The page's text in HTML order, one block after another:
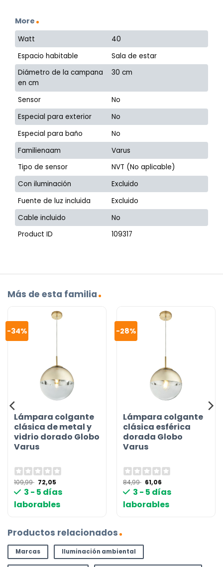
More
Watt
40
Espacio habitable
Sala de estar
Diámetro de la campana
en cm
30 cm
Sensor
No
Especial para exterior
No
Especial para baño
No
Familienaam
Varus
Tipo de sensor
NVT (No aplicable)
Con iluminación
Excluido
Fuente de luz incluida
Excluido
Cable incluido
No
Product ID
109317
Más de esta familia
-34%
Lámpara colgante
clásica de metal y
vidrio dorado Globo
Varus
109,99 El
precio
original
era:
109,99 €.
72,05
actual
72,05 €.
3 - 5 días
laborables
-28%
Lámpara colgante
clásica esférica
dorada Globo
Varus
84,99 El
precio
original
era:
84,99 €.
61,06
actual
61,06 €.
3 - 5 días
laborables
Productos relacionados
Marcas Iluminación ambiental